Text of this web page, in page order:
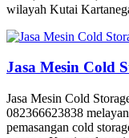
wilayah Kutai
Jasa Mesin Cold
Jasa Mesin Cold
082366623838
pemasangan cold